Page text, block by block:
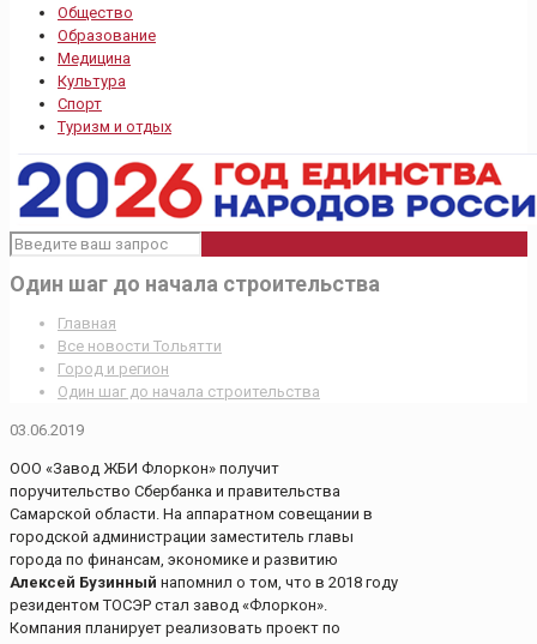
Общество
Образование
Медицина
Культура
Спорт
Туризм и отдых
Один шаг до начала строительства
Главная
Все новости Тольятти
Город и регион
Один шаг до начала строительства
03.06.2019
ООО «Завод ЖБИ Флоркон» получит
поручительство Сбербанка и правительства
Самарской области. На аппаратном совещании в
городской администрации заместитель главы
города по финансам, экономике и развитию
Алексей Бузинный напомнил о том, что в 2018 году
резидентом ТОСЭР стал завод «Флоркон».
Компания планирует реализовать проект по